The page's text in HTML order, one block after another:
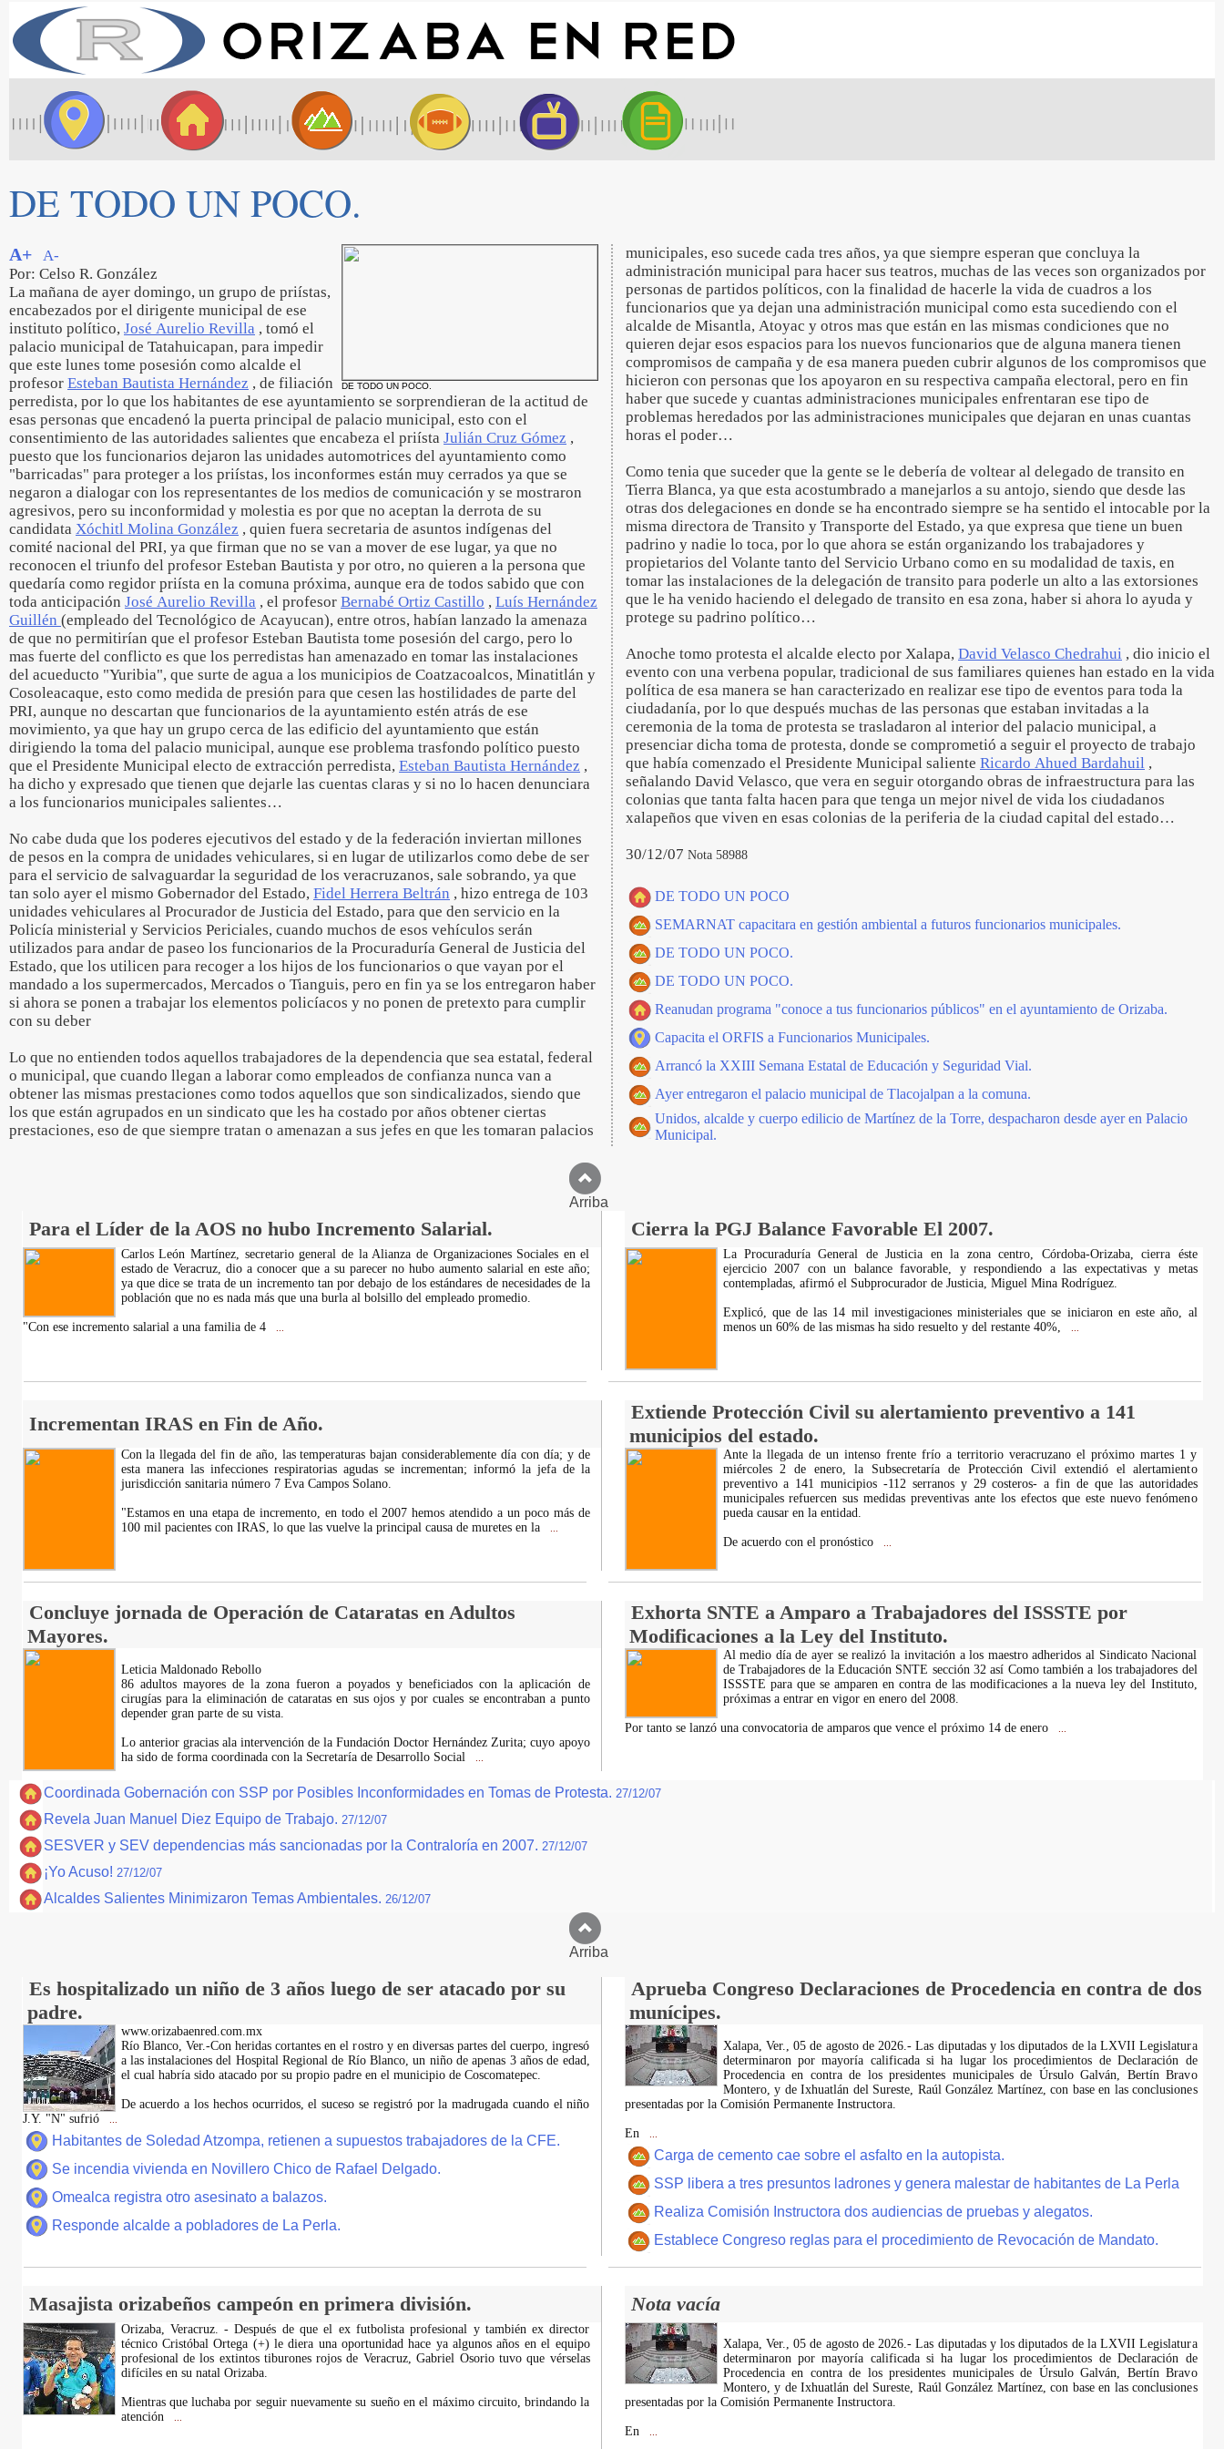
DE TODO UN POCO.
DE TODO UN POCO.
A+
A-
Por: Celso R. González
La mañana de ayer domingo, un grupo de priístas,
encabezados por el dirigente municipal de ese
instituto político, José Aurelio Revilla , tomó el
palacio municipal de Tatahuicapan, para impedir
que este lunes tome posesión como alcalde el
profesor Esteban Bautista Hernández , de filiación
perredista, por lo que los habitantes de ese ayuntamiento se sorprendieran de la actitud de
esas personas que encadenó la puerta principal de palacio municipal, esto con el
consentimiento de las autoridades salientes que encabeza el priísta Julián Cruz Gómez ,
puesto que los funcionarios dejaron las unidades automotrices del ayuntamiento como
"barricadas" para proteger a los priístas, los inconformes están muy cerrados ya que se
negaron a dialogar con los representantes de los medios de comunicación y se mostraron
agresivos, pero su inconformidad y molestia es por que no aceptan la derrota de su
candidata Xóchitl Molina González , quien fuera secretaria de asuntos indígenas del
comité nacional del PRI, ya que firman que no se van a mover de ese lugar, ya que no
reconocen el triunfo del profesor Esteban Bautista y por otro, no quieren a la persona que
quedaría como regidor priísta en la comuna próxima, aunque era de todos sabido que con
toda anticipación José Aurelio Revilla , el profesor Bernabé Ortiz Castillo , Luís Hernández
Guillén (empleado del Tecnológico de Acayucan), entre otros, habían lanzado la amenaza
de que no permitirían que el profesor Esteban Bautista tome posesión del cargo, pero lo
mas fuerte del conflicto es que los perredistas han amenazado en tomar las instalaciones
del acueducto "Yuribia", que surte de agua a los municipios de Coatzacoalcos, Minatitlán y
Cosoleacaque, esto como medida de presión para que cesen las hostilidades de parte del
PRI, aunque no descartan que funcionarios de la ayuntamiento estén atrás de ese
movimiento, ya que hay un grupo cerca de las edificio del ayuntamiento que están
dirigiendo la toma del palacio municipal, aunque ese problema trasfondo político puesto
que el Presidente Municipal electo de extracción perredista, Esteban Bautista Hernández ,
ha dicho y expresado que tienen que dejarle las cuentas claras y si no lo hacen denunciara
a los funcionarios municipales salientes…
No cabe duda que los poderes ejecutivos del estado y de la federación inviertan millones
de pesos en la compra de unidades vehiculares, si en lugar de utilizarlos como debe de ser
para el servicio de salvaguardar la seguridad de los veracruzanos, sale sobrando, ya que
tan solo ayer el mismo Gobernador del Estado, Fidel Herrera Beltrán , hizo entrega de 103
unidades vehiculares al Procurador de Justicia del Estado, para que den servicio en la
Policía ministerial y Servicios Periciales, cuando muchos de esos vehículos serán
utilizados para andar de paseo los funcionarios de la Procuraduría General de Justicia del
Estado, que los utilicen para recoger a los hijos de los funcionarios o que vayan por el
mandado a los supermercados, Mercados o Tianguis, pero en fin ya se los entregaron haber
si ahora se ponen a trabajar los elementos policíacos y no ponen de pretexto para cumplir
con su deber
Lo que no entienden todos aquellos trabajadores de la dependencia que sea estatal, federal
o municipal, que cuando llegan a laborar como empleados de confianza nunca van a
obtener las mismas prestaciones como todos aquellos que son sindicalizados, siendo que
los que están agrupados en un sindicato que les ha costado por años obtener ciertas
prestaciones, eso de que siempre tratan o amenazan a sus jefes en que les tomaran palacios
municipales, eso sucede cada tres años, ya que siempre esperan que concluya la
administración municipal para hacer sus teatros, muchas de las veces son organizados por
personas de partidos políticos, con la finalidad de hacerle la vida de cuadros a los
funcionarios que ya dejan una administración municipal como esta sucediendo con el
alcalde de Misantla, Atoyac y otros mas que están en las mismas condiciones que no
quieren dejar esos espacios para los nuevos funcionarios que de alguna manera tienen
compromisos de campaña y de esa manera pueden cubrir algunos de los compromisos que
hicieron con personas que los apoyaron en su respectiva campaña electoral, pero en fin
haber que sucede y cuantas administraciones municipales enfrentaran ese tipo de
problemas heredados por las administraciones municipales que dejaran en unas cuantas
horas el poder…
Como tenia que suceder que la gente se le debería de voltear al delegado de transito en
Tierra Blanca, ya que esta acostumbrado a manejarlos a su antojo, siendo que desde las
otras dos delegaciones en donde se ha encontrado siempre se ha sentido el intocable por la
misma directora de Transito y Transporte del Estado, ya que expresa que tiene un buen
padrino y nadie lo toca, por lo que ahora se están organizando los trabajadores y
propietarios del Volante tanto del Servicio Urbano como en su modalidad de taxis, en
tomar las instalaciones de la delegación de transito para poderle un alto a las extorsiones
que le ha venido haciendo el delegado de transito en esa zona, haber si ahora lo ayuda y
protege su padrino político…
Anoche tomo protesta el alcalde electo por Xalapa, David Velasco Chedrahui , dio inicio el
evento con una verbena popular, tradicional de sus familiares quienes han estado en la vida
política de esa manera se han caracterizado en realizar ese tipo de eventos para toda la
ciudadanía, por lo que después muchas de las personas que estaban invitadas a la
ceremonia de la toma de protesta se trasladaron al interior del palacio municipal, a
presenciar dicha toma de protesta, donde se comprometió a seguir el proyecto de trabajo
que había comenzado el Presidente Municipal saliente Ricardo Ahued Bardahuil ,
señalando David Velasco, que vera en seguir otorgando obras de infraestructura para las
colonias que tanta falta hacen para que tenga un mejor nivel de vida los ciudadanos
xalapeños que viven en esas colonias de la periferia de la ciudad capital del estado…
30/12/07 Nota 58988
DE TODO UN POCO
SEMARNAT capacitara en gestión ambiental a futuros funcionarios municipales.
DE TODO UN POCO.
DE TODO UN POCO.
Reanudan programa "conoce a tus funcionarios públicos" en el ayuntamiento de Orizaba.
Capacita el ORFIS a Funcionarios Municipales.
Arrancó la XXIII Semana Estatal de Educación y Seguridad Vial.
Ayer entregaron el palacio municipal de Tlacojalpan a la comuna.
Unidos, alcalde y cuerpo edilicio de Martínez de la Torre, despacharon desde ayer en Palacio
Municipal.
Arriba
Para el Líder de la AOS no hubo Incremento Salarial. Cierra la PGJ Balance Favorable El 2007.
Carlos León Martínez, secretario general de la Alianza de Organizaciones Sociales en el
estado de Veracruz, dio a conocer que a su parecer no hubo aumento salarial en este año;
ya que dice se trata de un incremento tan por debajo de los estándares de necesidades de la
población que no es nada más que una burla al bolsillo del empleado promedio.
"Con ese incremento salarial a una familia de 4
La Procuraduría General de Justicia en la zona centro, Córdoba-Orizaba, cierra éste
ejercicio 2007 con un balance favorable, y respondiendo a las expectativas y metas
contempladas, afirmó el Subprocurador de Justicia, Miguel Mina Rodríguez.
Explicó, que de las 14 mil investigaciones ministeriales que se iniciaron en este año, al
menos un 60% de las mismas ha sido resuelto y del restante 40%,
Incrementan IRAS en Fin de Año.
Extiende Protección Civil su alertamiento preventivo a 141
municipios del estado.
Con la llegada del fin de año, las temperaturas bajan considerablemente día con día; y de
esta manera las infecciones respiratorias agudas se incrementan; informó la jefa de la
jurisdicción sanitaria número 7 Eva Campos Solano.
"Estamos en una etapa de incremento, en todo el 2007 hemos atendido a un poco más de
100 mil pacientes con IRAS, lo que las vuelve la principal causa de muretes en la
Ante la llegada de un intenso frente frío a territorio veracruzano el próximo martes 1 y
miércoles 2 de enero, la Subsecretaría de Protección Civil extendió el alertamiento
preventivo a 141 municipios -112 serranos y 29 costeros- a fin de que las autoridades
municipales refuercen sus medidas preventivas ante los efectos que este nuevo fenómeno
pueda causar en la entidad.
De acuerdo con el pronóstico
Concluye jornada de Operación de Cataratas en Adultos
Mayores.
Exhorta SNTE a Amparo a Trabajadores del ISSSTE por
Modificaciones a la Ley del Instituto.
Leticia Maldonado Rebollo
86 adultos mayores de la zona fueron a poyados y beneficiados con la aplicación de
cirugías para la eliminación de cataratas en sus ojos y por cuales se encontraban a punto
depender gran parte de su vista.
Lo anterior gracias ala intervención de la Fundación Doctor Hernández Zurita; cuyo apoyo
ha sido de forma coordinada con la Secretaría de Desarrollo Social
Al medio día de ayer se realizó la invitación a los maestro adheridos al Sindicato Nacional
de Trabajadores de la Educación SNTE sección 32 así Como también a los trabajadores del
ISSSTE para que se amparen en contra de las modificaciones a la nueva ley del Instituto,
próximas a entrar en vigor en enero del 2008.
Por tanto se lanzó una convocatoria de amparos que vence el próximo 14 de enero
Coordinada Gobernación con SSP por Posibles Inconformidades en Tomas de Protesta. 27/12/07
Revela Juan Manuel Diez Equipo de Trabajo. 27/12/07
SESVER y SEV dependencias más sancionadas por la Contraloría en 2007. 27/12/07
¡Yo Acuso! 27/12/07
Alcaldes Salientes Minimizaron Temas Ambientales. 26/12/07
Arriba
Es hospitalizado un niño de 3 años luego de ser atacado por su
padre.
Aprueba Congreso Declaraciones de Procedencia en contra de dos
munícipes.
www.orizabaenred.com.mx
Río Blanco, Ver.-Con heridas cortantes en el rostro y en diversas partes del cuerpo, ingresó
a las instalaciones del Hospital Regional de Río Blanco, un niño de apenas 3 años de edad,
el cual habría sido atacado por su propio padre en el municipio de Coscomatepec.
De acuerdo a los hechos ocurridos, el suceso se registró por la madrugada cuando el niño
J.Y. "N" sufrió
Habitantes de Soledad Atzompa, retienen a supuestos trabajadores de la CFE.
Se incendia vivienda en Novillero Chico de Rafael Delgado.
Omealca registra otro asesinato a balazos.
Responde alcalde a pobladores de La Perla.
Xalapa, Ver., 05 de agosto de 2026.- Las diputadas y los diputados de la LXVII Legislatura
determinaron por mayoría calificada si ha lugar los procedimientos de Declaración de
Procedencia en contra de los presidentes municipales de Úrsulo Galván, Bertín Bravo
Montero, y de Ixhuatlán del Sureste, Raúl González Martínez, con base en las conclusiones
presentadas por la Comisión Permanente Instructora.
En
Carga de cemento cae sobre el asfalto en la autopista.
SSP libera a tres presuntos ladrones y genera malestar de habitantes de La Perla
Realiza Comisión Instructora dos audiencias de pruebas y alegatos.
Establece Congreso reglas para el procedimiento de Revocación de Mandato.
Masajista orizabeños campeón en primera división. Nota vacía
Orizaba, Veracruz. - Después de que el ex futbolista profesional y también ex director
técnico Cristóbal Ortega (+) le diera una oportunidad hace ya algunos años en el equipo
profesional de los extintos tiburones rojos de Veracruz, Gabriel Osorio tuvo que vérselas
difíciles en su natal Orizaba.
Mientras que luchaba por seguir nuevamente su sueño en el máximo circuito, brindando la
atención
Xalapa, Ver., 05 de agosto de 2026.- Las diputadas y los diputados de la LXVII Legislatura
determinaron por mayoría calificada si ha lugar los procedimientos de Declaración de
Procedencia en contra de los presidentes municipales de Úrsulo Galván, Bertín Bravo
Montero, y de Ixhuatlán del Sureste, Raúl González Martínez, con base en las conclusiones
presentadas por la Comisión Permanente Instructora.
En